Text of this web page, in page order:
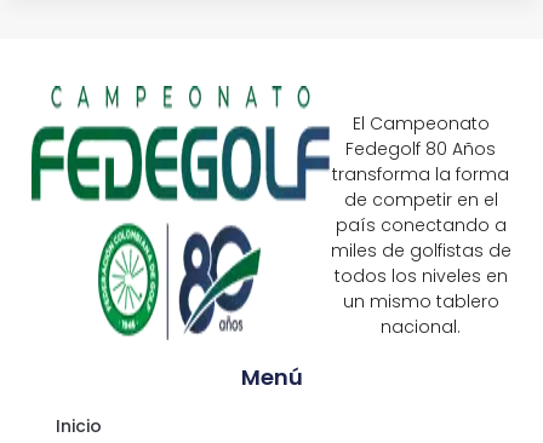
El Campeonato
Fedegolf 80 Años
transforma la forma
de competir en el
país conectando a
miles de golfistas de
todos los niveles en
un mismo tablero
nacional.
Menú
Inicio